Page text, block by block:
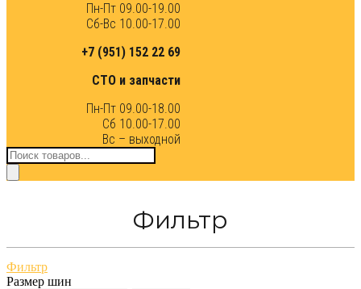
Пн-Пт 09.00-19.00
Сб-Вс 10.00-17.00
+7 (951) 152 22 69
СТО и запчасти
Пн-Пт 09.00-18.00
Сб 10.00-17.00
Вс – выходной
Поиск
товаров
Фильтр
Фильтр
Размер шин